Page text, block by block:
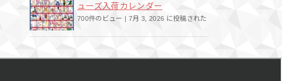
ューズ入荷カレンダー
700件のビュー | 7月 3, 2026 に投稿された